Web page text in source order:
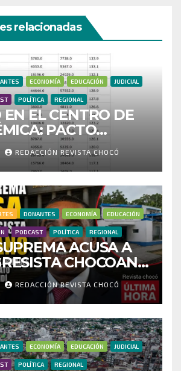
relacionadas
ECONOMÍA EDUCACIÓN JUDICIAL
POLÍTICA REGIONAL
EL CENTRO DE
PACTO
CUESTIONA
Y PIDE
PRESUNTO
REDACCIÓN REVISTA CHOCÓ
DONANTES ECONOMÍA EDUCACIÓN
PODCAST POLÍTICA REGIONAL
ACUSA A
CHOCOANO
EN
CONTRATO
DE ACANDÍ
REDACCIÓN REVISTA CHOCÓ
ECONOMÍA EDUCACIÓN JUDICIAL
POLÍTICA REGIONAL